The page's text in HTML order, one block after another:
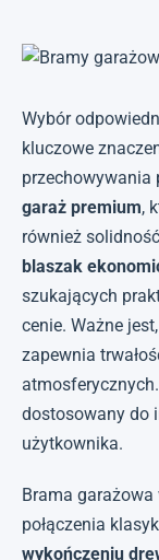
Wybór
kluczowe
przechowywania
garaż premium,
również
blaszak
szukających
cenie. Ważne
zapewnia
dostosowany do
użytkownika.
Brama garażowa
połączenia
wykończeniu